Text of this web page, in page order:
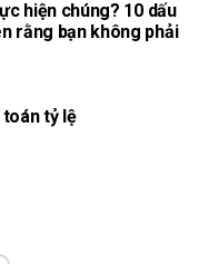
hiện chúng? 10 dấu
rằng bạn không phải
tỷ lệ